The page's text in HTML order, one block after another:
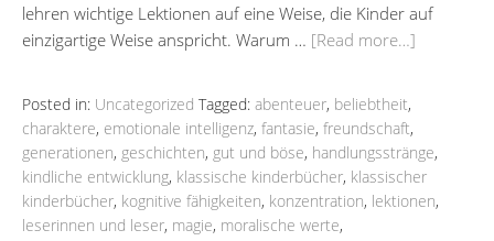
lehren wichtige Lektionen auf eine Weise, die Kinder auf
einzigartige Weise anspricht. Warum … [Read more…]
Posted in: Uncategorized Tagged: abenteuer, beliebtheit,
charaktere, emotionale intelligenz, fantasie, freundschaft,
generationen, geschichten, gut und böse, handlungsstränge,
kindliche entwicklung, klassische kinderbücher, klassischer
kinderbücher, kognitive fähigkeiten, konzentration, lektionen,
leserinnen und leser, magie, moralische werte,